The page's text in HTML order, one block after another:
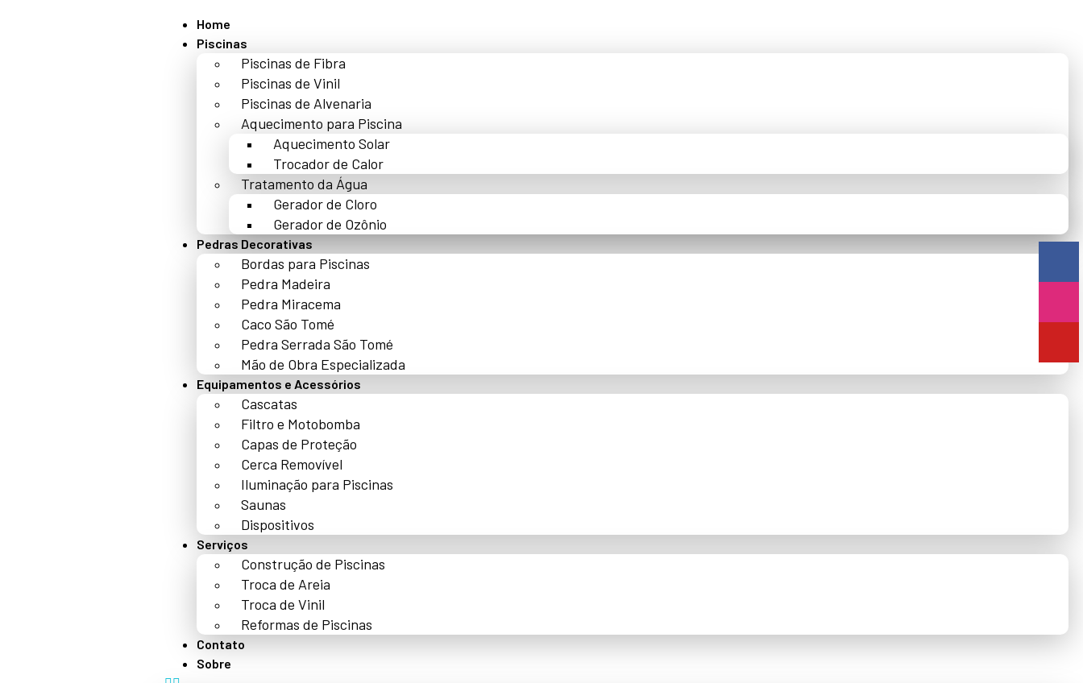
Home
Piscinas
Piscinas de Fibra
Piscinas de Vinil
Piscinas de Alvenaria
Aquecimento para Piscina
Aquecimento Solar
Trocador de Calor
Tratamento da Água
Gerador de Cloro
Gerador de Ozônio
Pedras Decorativas
Bordas para Piscinas
Pedra Madeira
Pedra Miracema
Caco São Tomé
Pedra Serrada São Tomé
Mão de Obra Especializada
Equipamentos e Acessórios
Cascatas
Filtro e Motobomba
Capas de Proteção
Cerca Removível
Iluminação para Piscinas
Saunas
Dispositivos
Serviços
Construção de Piscinas
Troca de Areia
Troca de Vinil
Reformas de Piscinas
Contato
Sobre